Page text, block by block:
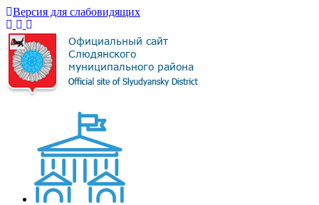
Версия для слабовидящих